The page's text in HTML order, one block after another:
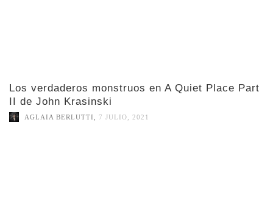
Los verdaderos monstruos en A Quiet Place Part
II de John Krasinski
AGLAIA BERLUTTI 7 JULIO, 2021